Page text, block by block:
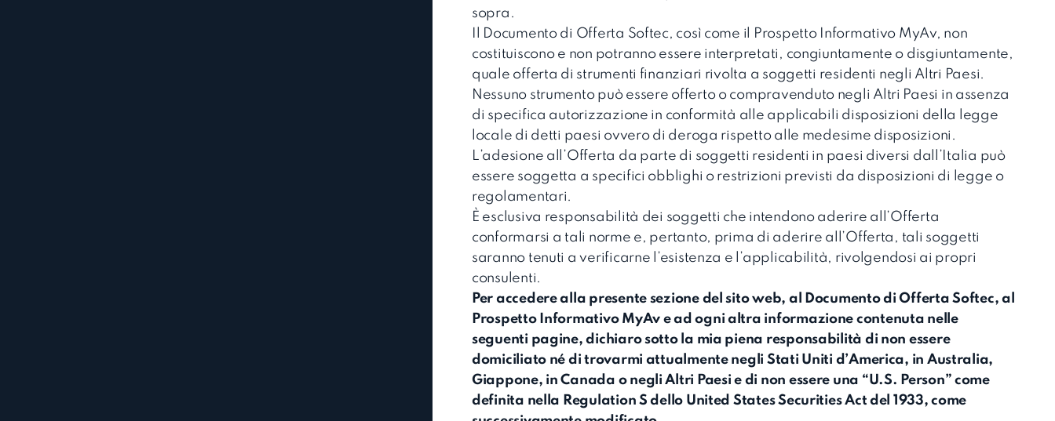
sopra.
Il Documento di Offerta Softec, così come il Prospetto Informativo MyAv, non
costituiscono e non potranno essere interpretati, congiuntamente o disgiuntamente,
quale offerta di strumenti finanziari rivolta a soggetti residenti negli Altri Paesi.
Nessuno strumento può essere offerto o compravenduto negli Altri Paesi in assenza
di specifica autorizzazione in conformità alle applicabili disposizioni della legge
locale di detti paesi ovvero di deroga rispetto alle medesime disposizioni.
L’adesione all’Offerta da parte di soggetti residenti in paesi diversi dall’Italia può
essere soggetta a specifici obblighi o restrizioni previsti da disposizioni di legge o
regolamentari.
È esclusiva responsabilità dei soggetti che intendono aderire all’Offerta
conformarsi a tali norme e, pertanto, prima di aderire all’Offerta, tali soggetti
saranno tenuti a verificarne l’esistenza e l’applicabilità, rivolgendosi ai propri
consulenti.
Per accedere alla presente sezione del sito web, al Documento di Offerta Softec, al
Prospetto Informativo MyAv e ad ogni altra informazione contenuta nelle
seguenti pagine, dichiaro sotto la mia piena responsabilità di non essere
domiciliato né di trovarmi attualmente negli Stati Uniti d’America, in Australia,
Giappone, in Canada o negli Altri Paesi e di non essere una “U.S. Person” come
definita nella Regulation S dello United States Securities Act del 1933, come